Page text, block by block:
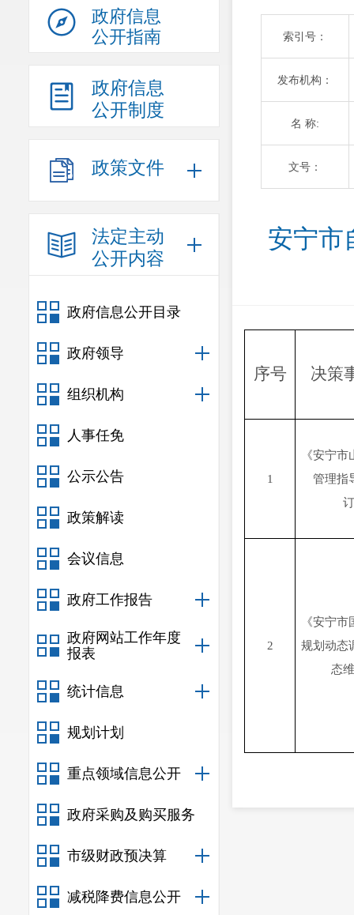
政府信息
公开指南
政府信息
公开制度
政策文件
法定主动
公开内容
政府信息公开目录
政府领导
组织机构
人事任免
公示公告
政策解读
会议信息
政府工作报告
政府网站工作年度
报表
统计信息
规划计划
重点领域信息公开
政府采购及购买服务
市级财政预决算
减税降费信息公开
索引号：
发布机构：
名 称:
文号：
安宁市
序号 决策
1
《安宁
管理指
2
《安宁
规划动态
态